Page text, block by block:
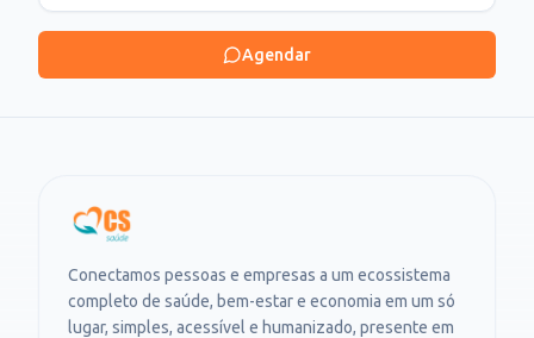
Agendar
Conectamos pessoas e empresas a um ecossistema
completo de saúde, bem-estar e economia em um só
lugar, simples, acessível e humanizado, presente em